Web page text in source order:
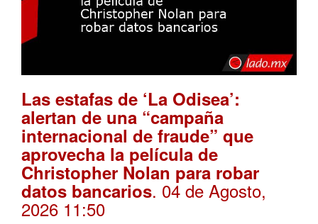
Las estafas de ‘La Odisea’:
alertan de una “campaña
internacional de fraude” que
aprovecha la película de
Christopher Nolan para robar
datos bancarios. 04 de Agosto,
2026 11:50